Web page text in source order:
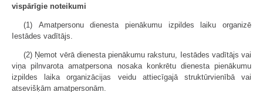
vispārīgie noteikumi
(1) Amatpersonu dienesta pienākumu izpildes laiku organizē
Iestādes vadītājs.
(2) Ņemot vērā dienesta pienākumu raksturu, Iestādes vadītājs vai
viņa pilnvarota amatpersona nosaka konkrētu dienesta pienākumu
izpildes laika organizācijas veidu attiecīgajā struktūrvienībā vai
atsevišķām amatpersonām.